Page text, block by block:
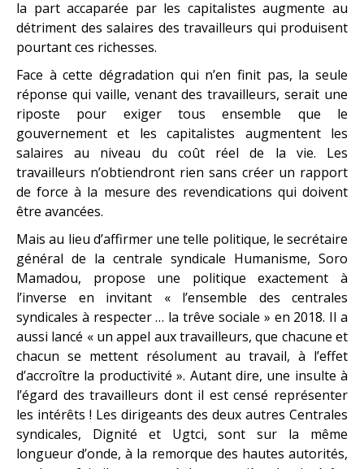
la part accaparée par les capitalistes augmente au
détriment des salaires des travailleurs qui produisent
pourtant ces richesses.
Face à cette dégradation qui n’en finit pas, la seule
réponse qui vaille, venant des travailleurs, serait une
riposte pour exiger tous ensemble que le
gouvernement et les capitalistes augmentent les
salaires au niveau du coût réel de la vie. Les
travailleurs n’obtiendront rien sans créer un rapport
de force à la mesure des revendications qui doivent
être avancées.
Mais au lieu d’affirmer une telle politique, le secrétaire
général de la centrale syndicale Humanisme, Soro
Mamadou, propose une politique exactement à
l’inverse en invitant « l’ensemble des centrales
syndicales à respecter … la trêve sociale » en 2018. Il a
aussi lancé « un appel aux travailleurs, que chacune et
chacun se mettent résolument au travail, à l’effet
d’accroître la productivité ». Autant dire, une insulte à
l’égard des travailleurs dont il est censé représenter
les intérêts ! Les dirigeants des deux autres Centrales
syndicales, Dignité et Ugtci, sont sur la même
longueur d’onde, à la remorque des hautes autorités,